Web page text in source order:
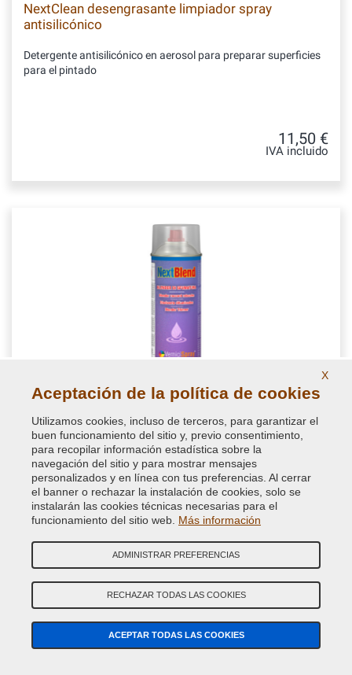
NextClean desengrasante limpiador spray
antisilicónico
Detergente antisilicónico en aerosol para preparar superficies
para el pintado
11,50 €
IVA incluido
NextBlend armonizador para tonos de retoque
Disolvente armonizador en spray para tonos para
homogeneizar el repintado de las partes de la carrocería y pulir
perfectamente la superficie coloreada, imprescindible en el
retoque del automóvill
IVA incluido
X
Aceptación de la política de cookies
Utilizamos cookies, incluso de terceros, para garantizar el
buen funcionamiento del sitio y, previo consentimiento,
para recopilar información estadística sobre la
navegación del sitio y para mostrar mensajes
personalizados y en línea con tus preferencias. Al cerrar
el banner o rechazar la instalación de cookies, solo se
instalarán las cookies técnicas necesarias para el
funcionamiento del sitio web. Más información
ADMINISTRAR PREFERENCIAS
RECHAZAR TODAS LAS COOKIES
ACEPTAR TODAS LAS COOKIES